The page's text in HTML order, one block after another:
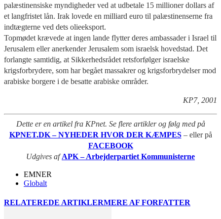
palæstinensiske myndigheder ved at udbetale 15 millioner dollars af
et langfristet lån. Irak lovede en milliard euro til palæstinenserne fra
indtægterne ved dets olieeksport.
Topmødet krævede at ingen lande flytter deres ambassader i Israel til
Jerusalem eller anerkender Jerusalem som israelsk hovedstad. Det
forlangte samtidig, at Sikkerhedsrådet retsforfølger israelske
krigsforbrydere, som har begået massakrer og krigsforbrydelser mod
arabiske borgere i de besatte arabiske områder.
KP7, 2001
Dette er en artikel fra KPnet. Se flere artikler og følg med på
KPNET.DK – NYHEDER HVOR DER KÆMPES – eller på
FACEBOOK
Udgives afAPK – Arbejderpartiet Kommunisterne
EMNER
Globalt
RELATEREDE ARTIKLERMERE AF FORFATTER